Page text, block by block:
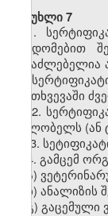
მუხლი 7
1.
შეცდომებით
იმ
შემთხვევაში
2.
მფლობელს
3.
4. გამცემ
ა)
ბ) ანალიზის
გ) გაცემული